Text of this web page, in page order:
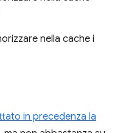
nella cache i
in precedenza la